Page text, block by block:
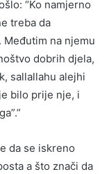
“Ko namjerno
treba da
Međutim na njemu
dobrih djela,
sallallahu alejhi
bilo prije nje, i
da se iskreno
a što znači da